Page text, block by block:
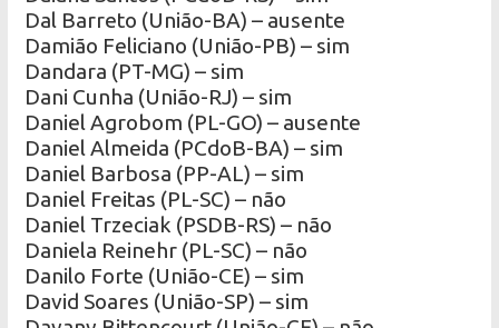
Dal Barreto (União-BA) – ausente
Damião Feliciano (União-PB) – sim
Dandara (PT-MG) – sim
Dani Cunha (União-RJ) – sim
Daniel Agrobom (PL-GO) – ausente
Daniel Almeida (PCdoB-BA) – sim
Daniel Barbosa (PP-AL) – sim
Daniel Freitas (PL-SC) – não
Daniel Trzeciak (PSDB-RS) – não
Daniela Reinehr (PL-SC) – não
Danilo Forte (União-CE) – sim
David Soares (União-SP) – sim